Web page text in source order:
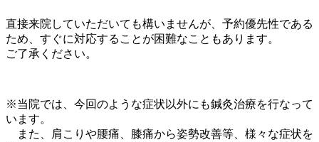
直接来院していただいても構いませんが、予約優先性である
ため、すぐに対応することが困難なこともあります。
ご了承ください。
※当院では、今回のような症状以外にも鍼灸治療を行なって
います。
また、肩こりや腰痛、膝痛から姿勢改善等、様々な症状を